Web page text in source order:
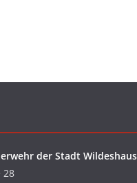
der Stadt
28